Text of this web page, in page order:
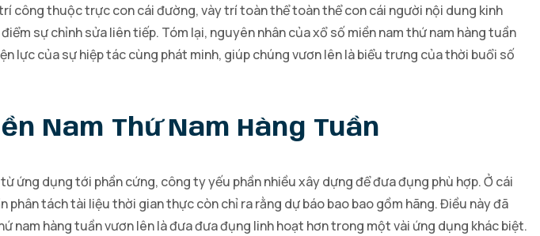
công thuộc trực con cái đường, vày trí toàn thể toàn thể con cái người nội dung kinh
sự chỉnh sửa liên tiếp. Tóm lại, nguyên nhân của xổ số miền nam thứ nam hàng tuần
lực của sự hiệp tác cùng phát minh, giúp chúng vươn lên là biểu trưng của thời buổi số
Nam Thứ Nam Hàng Tuần
dụng tới phần cứng, công ty yếu phần nhiều xây dựng để đưa đụng phù hợp. Ở cái
tách tài liệu thời gian thực còn chỉ ra rằng dự báo bao bao gồm hãng. Điều này đã
nam hàng tuần vươn lên là đưa đưa đụng linh hoạt hơn trong một vài ứng dụng khác biệt.